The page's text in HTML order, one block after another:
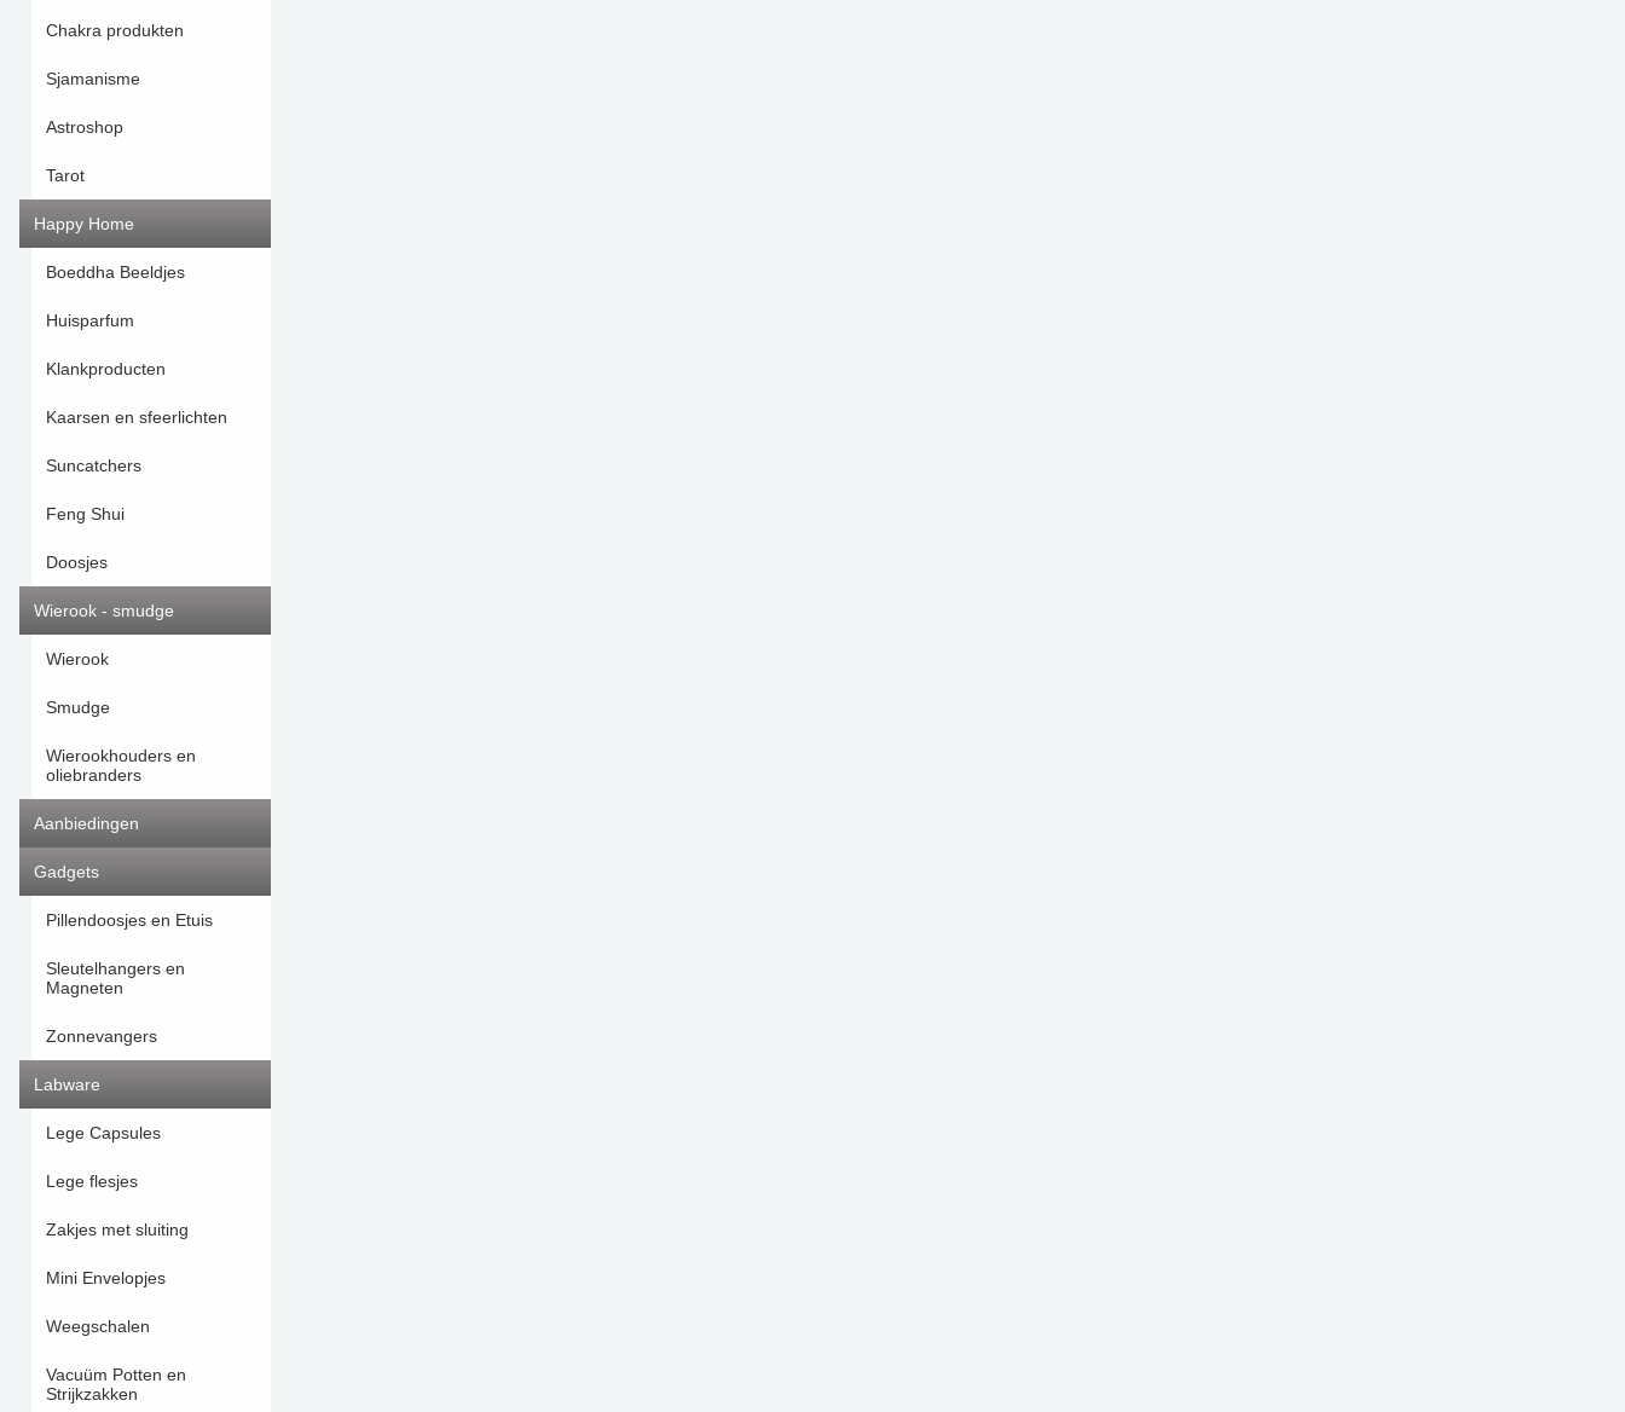
Chakra produkten
Sjamanisme
Astroshop
Tarot
Happy Home
Boeddha Beeldjes
Huisparfum
Klankproducten
Kaarsen en sfeerlichten
Suncatchers
Feng Shui
Doosjes
Wierook - smudge
Wierook
Smudge
Wierookhouders en
oliebranders
Aanbiedingen
Gadgets
Pillendoosjes en Etuis
Sleutelhangers en
Magneten
Zonnevangers
Labware
Lege Capsules
Lege flesjes
Zakjes met sluiting
Mini Envelopjes
Weegschalen
Vacuüm Potten en
Strijkzakken